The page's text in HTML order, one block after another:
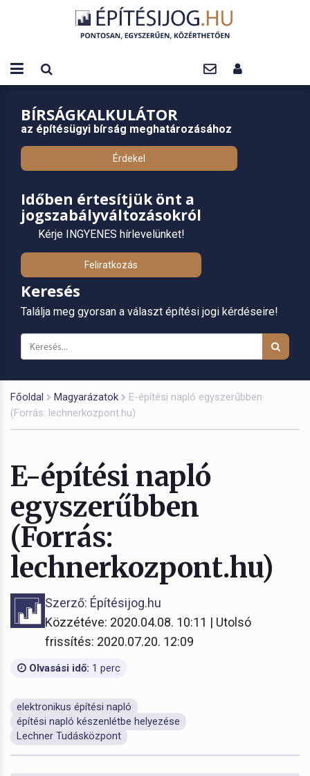
BÍRSÁGKALKULÁTOR
az építésügyi bírság meghatározásához
Érdekel
Időben értesítjük önt a
jogszabályváltozásokról
Kérje INGYENES hírlevelünket!
Feliratkozás
Keresés
Találja meg gyorsan a választ építési jogi kérdéseire!
Főoldal Magyarázatok
E-építési napló egyszerűbben
(Forrás: lechnerkozpont.hu)
E-építési napló
egyszerűbben
(Forrás:
lechnerkozpont.hu)
Szerző: Építésijog.hu
Közzétéve: 2020.04.08. 10:11 | Utolsó
frissítés: 2020.07.20. 12:09
Olvasási idő: 1 perc
elektronikus építési napló
építési napló készenlétbe helyezése
Lechner Tudásközpont